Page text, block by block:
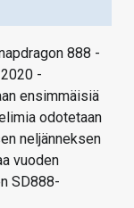
888 -
-
ensimmäisiä
odotetaan
neljänneksen
vuoden
SD888-